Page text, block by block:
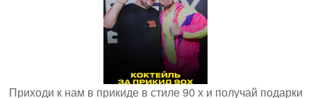
Приходи к нам в прикиде в стиле 90 х и получай подарки